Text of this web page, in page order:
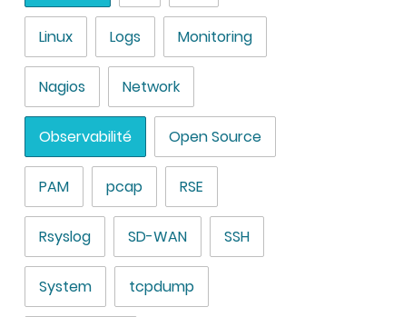
Linux Logs Monitoring
Nagios Network
Observabilité Open Source
PAM pcap RSE
Rsyslog SD-WAN SSH
System tcpdump